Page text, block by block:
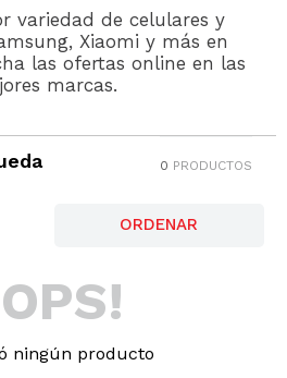
variedad de celulares y
Xiaomi y más en
las ofertas online en las
marcas.
0 PRODUCTOS
ningún producto